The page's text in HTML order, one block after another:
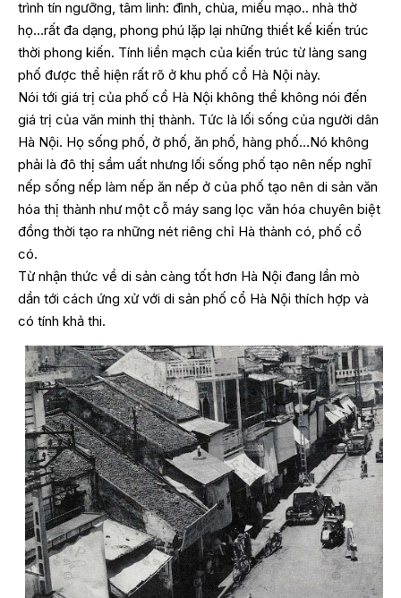
trình tín ngưỡng, tâm linh: đình, chùa, miếu mạo.. nhà thờ
họ…rất đa dạng, phong phú lặp lại những thiết kế kiến trúc
thời phong kiến. Tính liền mạch của kiến trúc từ làng sang
phố được thể hiện rất rõ ở khu phố cổ Hà Nội này.
Nói tới giá trị của phố cổ Hà Nội không thể không nói đến
giá trị của văn minh thị thành. Tức là lối sống của người dân
Hà Nội. Họ sống phố, ở phố, ăn phố, hàng phố…Nó không
phải là đô thị sầm uất nhưng lối sống phố tạo nên nếp nghĩ
nếp sống nếp làm nếp ăn nếp ở của phố tạo nên di sản văn
hóa thị thành như một cỗ máy sang lọc văn hóa chuyên biệt
đồng thời tạo ra những nét riêng chỉ Hà thành có, phố cổ
có.
Từ nhận thức về di sản càng tốt hơn Hà Nội đang lần mò
dần tới cách ứng xử với di sản phố cổ Hà Nội thích hợp và
có tính khả thi.